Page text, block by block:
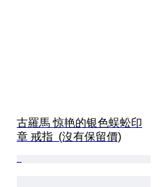
古羅馬 惊艳的银色蜈蚣印
章 戒指  (沒有保留價)